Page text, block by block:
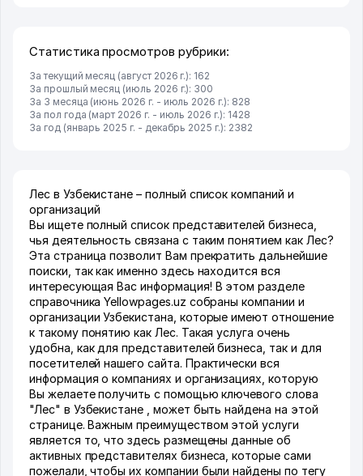
Статистика просмотров рубрики:
За текущий месяц (август 2026 г.): 162
За прошлый месяц (июль 2026 г.): 300
За 3 месяца (июнь 2026 г. - июль 2026 г.): 828
За пол года (март 2026 г. - июль 2026 г.): 1428
За год (январь 2025 г. - декабрь 2025 г.): 2382
Лес в Узбекистане – полный список компаний и
организаций
Вы ищете полный список представителей бизнеса,
чья деятельность связана с таким понятием как Лес?
Эта страница позволит Вам прекратить дальнейшие
поиски, так как именно здесь находится вся
интересующая Вас информация! В этом разделе
справочника Yellowpages.uz собраны компании и
организации Узбекистана, которые имеют отношение
к такому понятию как Лес. Такая услуга очень
удобна, как для представителей бизнеса, так и для
посетителей нашего сайта. Практически вся
информация о компаниях и организациях, которую
Вы желаете получить с помощью ключевого слова
"Лес" в Узбекистане , может быть найдена на этой
странице. Важным преимуществом этой услуги
является то, что здесь размещены данные об
активных представителях бизнеса, которые сами
пожелали, чтобы их компании были найдены по тегу